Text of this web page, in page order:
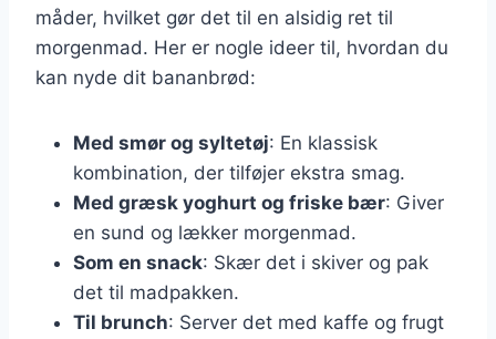
måder, hvilket gør det til en alsidig ret til
morgenmad. Her er nogle ideer til, hvordan du
kan nyde dit bananbrød:
Med smør og syltetøj: En klassisk
kombination, der tilføjer ekstra smag.
Med græsk yoghurt og friske bær: Giver
en sund og lækker morgenmad.
Som en snack: Skær det i skiver og pak
det til madpakken.
Til brunch: Server det med kaffe og frugt